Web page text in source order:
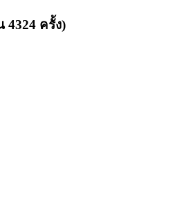
ครั้ง)